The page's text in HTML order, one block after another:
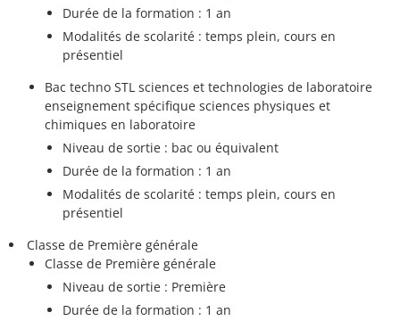
Durée de la formation : 1 an
Modalités de scolarité : temps plein, cours en
présentiel
Bac techno STL sciences et technologies de laboratoire
enseignement spécifique sciences physiques et
chimiques en laboratoire
Niveau de sortie : bac ou équivalent
Durée de la formation : 1 an
Modalités de scolarité : temps plein, cours en
présentiel
Classe de Première générale
Classe de Première générale
Niveau de sortie : Première
Durée de la formation : 1 an